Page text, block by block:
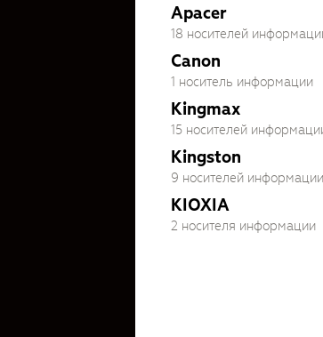
Apacer
18 носителей
Canon
1 носитель информации
Kingmax
15 носителей
Kingston
9 носителей информации
KIOXIA
2 носителя информации